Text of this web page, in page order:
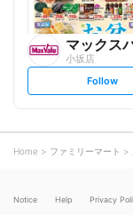
マックス
小坂店
s
l
o
Follow
Home ファミリーマート
Notice Help Privacy